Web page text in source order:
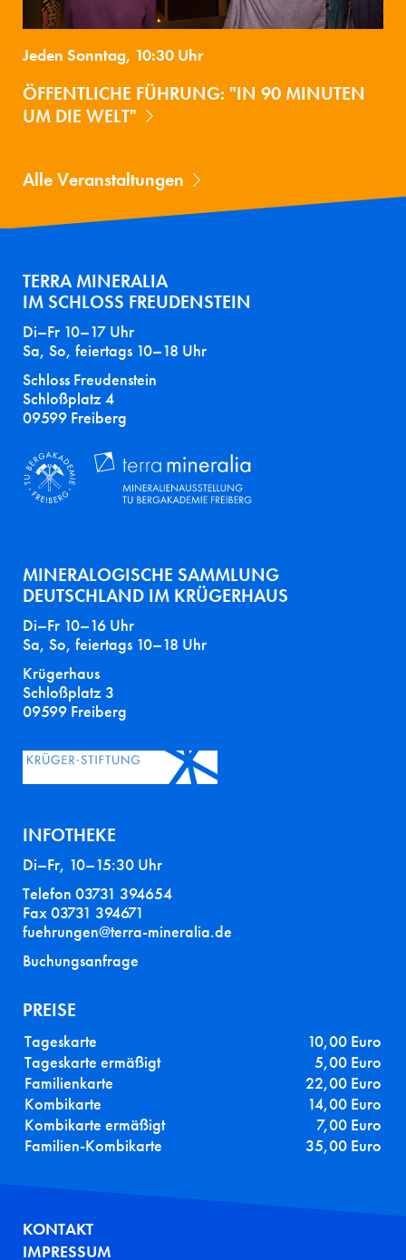
Jeden Sonntag, 10:30 Uhr
ÖFFENTLICHE FÜHRUNG: "IN 90 MINUTEN
UM DIE WELT"
Alle Veranstaltungen
TERRA MINERALIA
IM SCHLOSS FREUDENSTEIN
Di–Fr 10–17 Uhr
Sa, So, feiertags 10–18 Uhr
Schloss Freudenstein
Schloßplatz 4
09599 Freiberg
MINERALOGISCHE SAMMLUNG
DEUTSCHLAND IM KRÜGERHAUS
Di–Fr 10–16 Uhr
Sa, So, feiertags 10–18 Uhr
Krügerhaus
Schloßplatz 3
09599 Freiberg
INFOTHEKE
Di–Fr, 10–15:30 Uhr
Telefon 03731 394654
Fax 03731 394671
fuehrungen@terra-mineralia.de
Buchungsanfrage
PREISE
Tageskarte
10,00 Euro
Tageskarte ermäßigt
5,00 Euro
Familienkarte
22,00 Euro
Kombikarte
14,00 Euro
Kombikarte ermäßigt
7,00 Euro
Familien-Kombikarte
35,00 Euro
FUSSZEILE
KONTAKT
IMPRESSUM